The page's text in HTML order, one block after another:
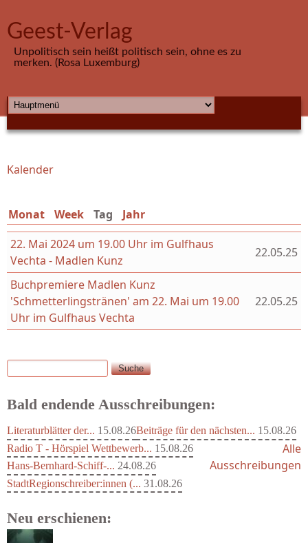
Geest-Verlag
Unpolitisch sein heißt politisch sein, ohne es zu
merken. (Rosa Luxemburg)
HAUPTMENÜ
Sie sind hier
Kalender
Monat Week Tag (aktiver Reiter)
Jahr
22. Mai 2024 um 19.00 Uhr im Gulfhaus
Vechta - Madlen Kunz
22.05.25
Buchpremiere Madlen Kunz
'Schmetterlingstränen' am 22. Mai um 19.00
Uhr im Gulfhaus Vechta
22.05.25
Suchformular
Suche
Bald endende Ausschreibungen:
Literaturblätter der... 15.08.26Beiträge für den nächsten... 15.08.26
Radio T - Hörspiel Wettbewerb... 15.08.26
Hans-Bernhard-Schiff-... 24.08.26
StadtRegionschreiber:innen (... 31.08.26
Alle
Ausschreibungen
Neu erschienen: